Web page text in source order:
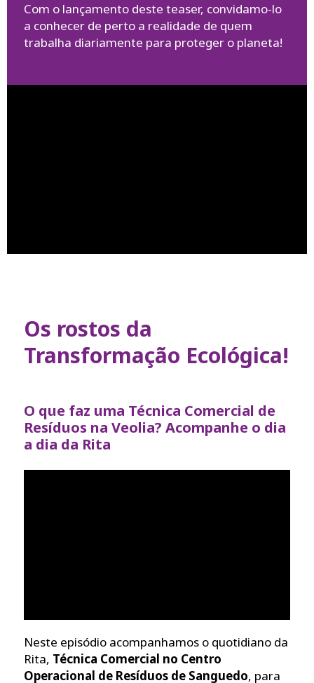
Com o lançamento deste teaser, convidamo-lo
a conhecer de perto a realidade de quem
trabalha diariamente para proteger o planeta!
Os rostos da
Transformação Ecológica!
O que faz uma Técnica Comercial de
Resíduos na Veolia? Acompanhe o dia
a dia da Rita
Neste episódio acompanhamos o quotidiano da
Rita, Técnica Comercial no Centro
Operacional de Resíduos de Sanguedo, para